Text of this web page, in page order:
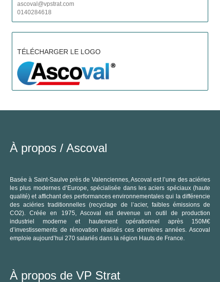
ascoval@vpstrat.com
0140284618
TÉLÉCHARGER LE LOGO
À propos / Ascoval
Basée à Saint-Saulve près de Valenciennes, Ascoval est l’une des aciéries
les plus modernes d’Europe, spécialisée dans les aciers spéciaux (haute
qualité) et affichant des performances environnementales qui la différencie
des aciéries traditionnelles (recyclage de l’acier, faibles émissions de
CO2). Créée en 1975, Ascoval est devenue un outil de production
industriel moderne et hautement opérationnel après 150M€
d’investissements de rénovation réalisés ces dernières années. Ascoval
emploie aujourd’hui 270 salariés dans la région Hauts de France.
À propos de VP Strat